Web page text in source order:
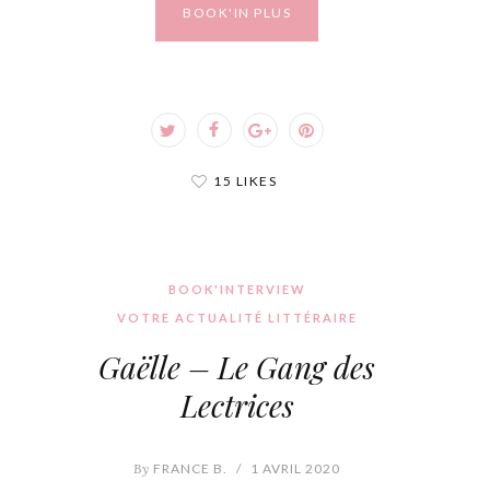
BOOK'IN PLUS
15 LIKES
BOOK'INTERVIEW
VOTRE ACTUALITÉ LITTÉRAIRE
Gaëlle – Le Gang des
Lectrices
By FRANCE B. / 1 AVRIL 2020